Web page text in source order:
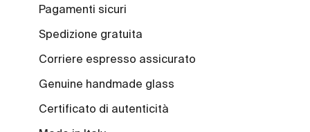
Pagamenti sicuri
Spedizione gratuita
Corriere espresso assicurato
Genuine handmade glass
Certificato di autenticità